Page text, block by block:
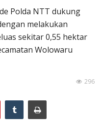
Polda NTT dukung
melakukan
sekitar 0,55 hektar
Wolowaru
296